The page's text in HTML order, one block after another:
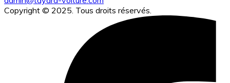
Copyright © 2025. Tous droits réservés.